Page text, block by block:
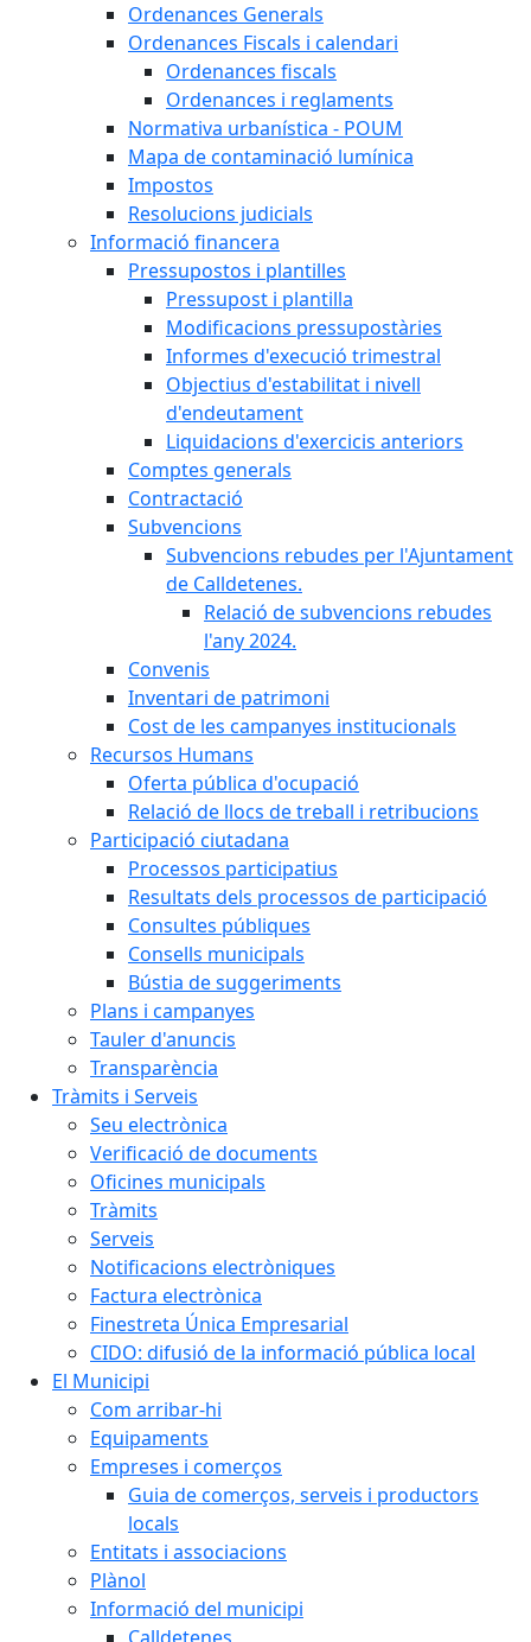
Ordenances Generals
Ordenances Fiscals i calendari
Ordenances fiscals
Ordenances i reglaments
Normativa urbanística - POUM
Mapa de contaminació lumínica
Impostos
Resolucions judicials
Informació financera
Pressupostos i plantilles
Pressupost i plantilla
Modificacions pressupostàries
Informes d'execució trimestral
Objectius d'estabilitat i nivell
d'endeutament
Liquidacions d'exercicis anteriors
Comptes generals
Contractació
Subvencions
Subvencions rebudes per l'Ajuntament
de Calldetenes.
Relació de subvencions rebudes
l'any 2024.
Convenis
Inventari de patrimoni
Cost de les campanyes institucionals
Recursos Humans
Oferta pública d'ocupació
Relació de llocs de treball i retribucions
Participació ciutadana
Processos participatius
Resultats dels processos de participació
Consultes públiques
Consells municipals
Bústia de suggeriments
Plans i campanyes
Tauler d'anuncis
Transparència
Tràmits i Serveis
Seu electrònica
Verificació de documents
Oficines municipals
Tràmits
Serveis
Notificacions electròniques
Factura electrònica
Finestreta Única Empresarial
CIDO: difusió de la informació pública local
El Municipi
Com arribar-hi
Equipaments
Empreses i comerços
Guia de comerços, serveis i productors
locals
Entitats i associacions
Plànol
Informació del municipi